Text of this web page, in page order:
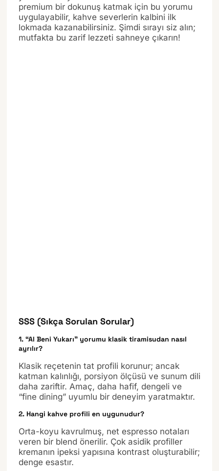
premium bir dokunuş katmak için bu yorumu
uygulayabilir, kahve severlerin kalbini ilk
lokmada kazanabilirsiniz. Şimdi sırayı siz alın;
mutfakta bu zarif lezzeti sahneye çıkarın!
SSS (Sıkça Sorulan Sorular)
1. “Al Beni Yukarı” yorumu klasik tiramisudan nasıl
ayrılır?
Klasik reçetenin tat profili korunur; ancak
katman kalınlığı, porsiyon ölçüsü ve sunum dili
daha zariftir. Amaç, daha hafif, dengeli ve
“fine dining” uyumlu bir deneyim yaratmaktır.
2. Hangi kahve profili en uygunudur?
Orta-koyu kavrulmuş, net espresso notaları
veren bir blend önerilir. Çok asidik profiller
kremanın ipeksi yapısına kontrast oluşturabilir;
denge esastır.